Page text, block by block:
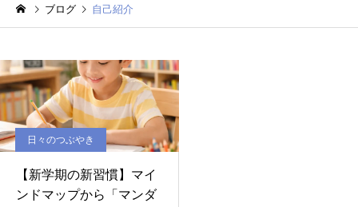
ピアノを教える人へ
ブログ 自己紹介
日々のつぶやき
【新学期の新習慣】マイ
ンドマップから「マンダ